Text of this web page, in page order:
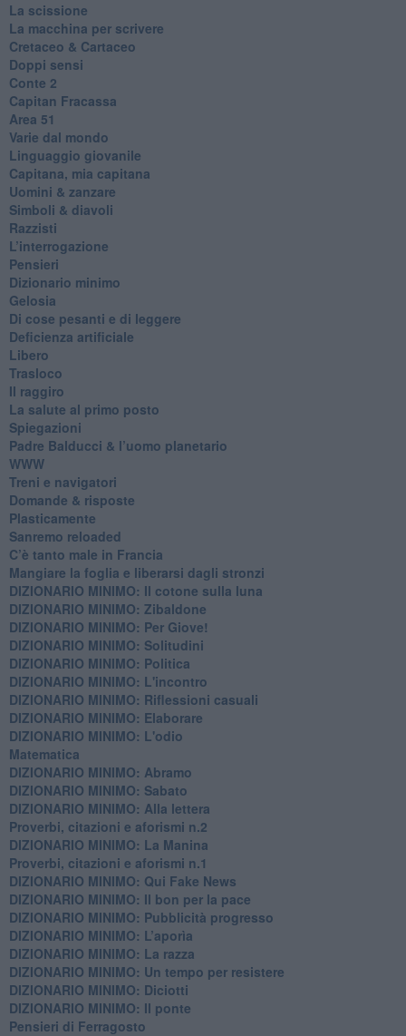
La scissione
La macchina per scrivere
Cretaceo & Cartaceo
Doppi sensi
​Conte 2
​Capitan Fracassa
​Area 51
Varie dal mondo
​Linguaggio giovanile
​Capitana, mia capitana
Uomini & zanzare
​Simboli & diavoli
Razzisti
​L’interrogazione
Pensieri
​Dizionario minimo
Gelosia
Di cose pesanti e di leggere
​Deficienza artificiale
Libero
Trasloco
Il raggiro
​La salute al primo posto
Spiegazioni
Padre Balducci & l’uomo planetario
WWW
​Treni e navigatori
​Domande & risposte
​Plasticamente
Sanremo reloaded
C’è tanto male in Francia
​Mangiare la foglia e liberarsi dagli stronzi
DIZIONARIO MINIMO: Il cotone sulla luna
DIZIONARIO MINIMO: Zibaldone
DIZIONARIO MINIMO: Per Giove!
DIZIONARIO MINIMO: Solitudini
DIZIONARIO MINIMO: Politica
DIZIONARIO MINIMO: L'incontro
DIZIONARIO MINIMO: Riflessioni casuali
DIZIONARIO MINIMO: Elaborare
DIZIONARIO MINIMO: L'odio
​Matematica
DIZIONARIO MINIMO: Abramo
DIZIONARIO MINIMO: Sabato
​DIZIONARIO MINIMO: Alla lettera
Proverbi, citazioni e aforismi n.2
DIZIONARIO MINIMO: La Manina
​Proverbi, citazioni e aforismi n.1
DIZIONARIO MINIMO: Qui Fake News
DIZIONARIO MINIMO: ​Il bon per la pace
DIZIONARIO MINIMO: Pubblicità progresso
DIZIONARIO MINIMO: L’aporìa
DIZIONARIO MINIMO: La razza
DIZIONARIO MINIMO: Un tempo per resistere
DIZIONARIO MINIMO: Diciotti
DIZIONARIO MINIMO: Il ponte
Pensieri di Ferragosto